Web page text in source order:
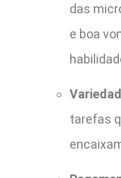
das
e boa
tarefas